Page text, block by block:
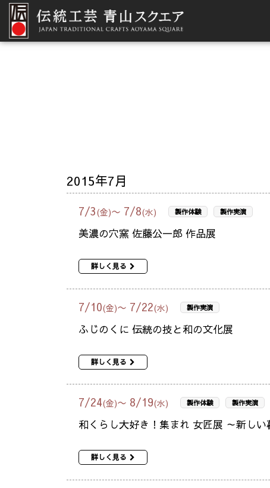
2015年7月
7/3(金)〜 7/8(水) 製作体験 製作実演
美濃の穴窯 佐藤公一郎 作品展
詳しく見る
7/10(金)〜 7/22(水) 製作実演
ふじのくに 伝統の技と和の文化展
詳しく見る
7/24(金)〜 8/19(水) 製作体験 製作実演
和くらし大好き！集まれ 女匠展 ～新しい
詳しく見る